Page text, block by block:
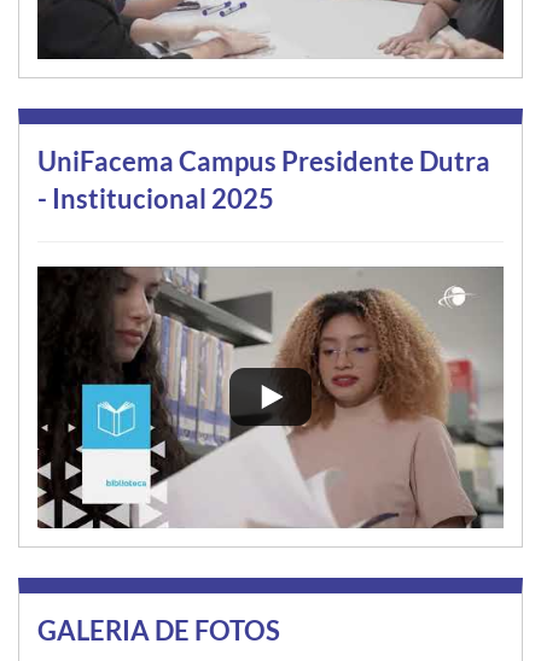
UniFacema Campus Presidente Dutra
- Institucional 2025
GALERIA DE FOTOS